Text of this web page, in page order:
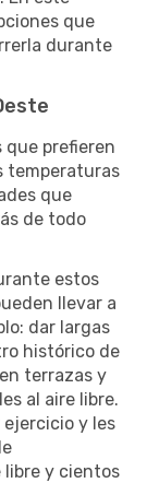
que
durante
que prefieren
temperaturas
que
de todo
estos
llevar a
dar largas
histórico de
terrazas y
al aire libre.
ejercicio y les
libre y cientos